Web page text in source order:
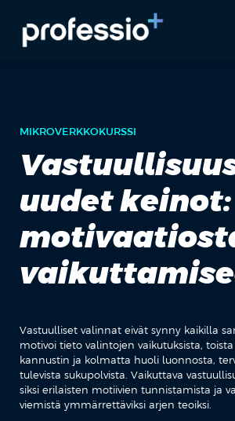
AI Coach
Pyydä demo
MIKROVERKKOKURSSI
uudet keinot:
Vastuulliset valinnat eivät synny kaikilla
motivoi tieto valintojen vaikutuksista,
kannustin ja kolmatta huoli luonnosta,
tulevista sukupolvista. Vaikuttava
siksi erilaisten motiivien tunnistamista ja
viemistä ymmärrettäviksi arjen teoiksi.